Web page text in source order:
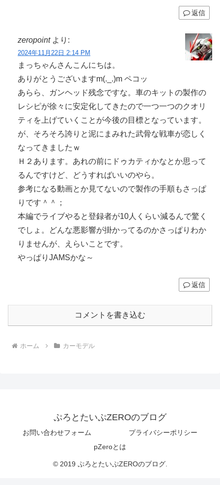
返信
zeropoint より:
2024年11月22日 2:14 PM
まっちゃんさんこんにちは。
ありがとうございますm(._.)m ペコッ
あらら、ガンヘッド残念ですな。車のキットの製作の
レシピが徐々に安定化してきたので一つ一つのクオリ
ティを上げていくことが今後の目標となっています。
が、そろそろ誇りと泥にまみれた武骨な戦車が恋しく
なってきましたｗ
Ｈ２あります。あれの前にドゥカティかなとか思って
るんですけど、どうすればいいのやら。
参考になる動画とか見てないので製作の手順もさっぱ
りです＾＾；
本編でライブやると登録者が10人くらい減るんで驚く
でしょ。どんな悪影響が掛かってるのかさっぱりわか
りませんが、えらいことです。
やっぱりJAMSかな～
返信
コメントを書き込む
ホーム カーモデル
ぷろとたいぷZEROのブログ
お問い合わせフォーム
プライバシーポリシー
pZeroとは
© 2019 ぷろとたいぷZEROのブログ.